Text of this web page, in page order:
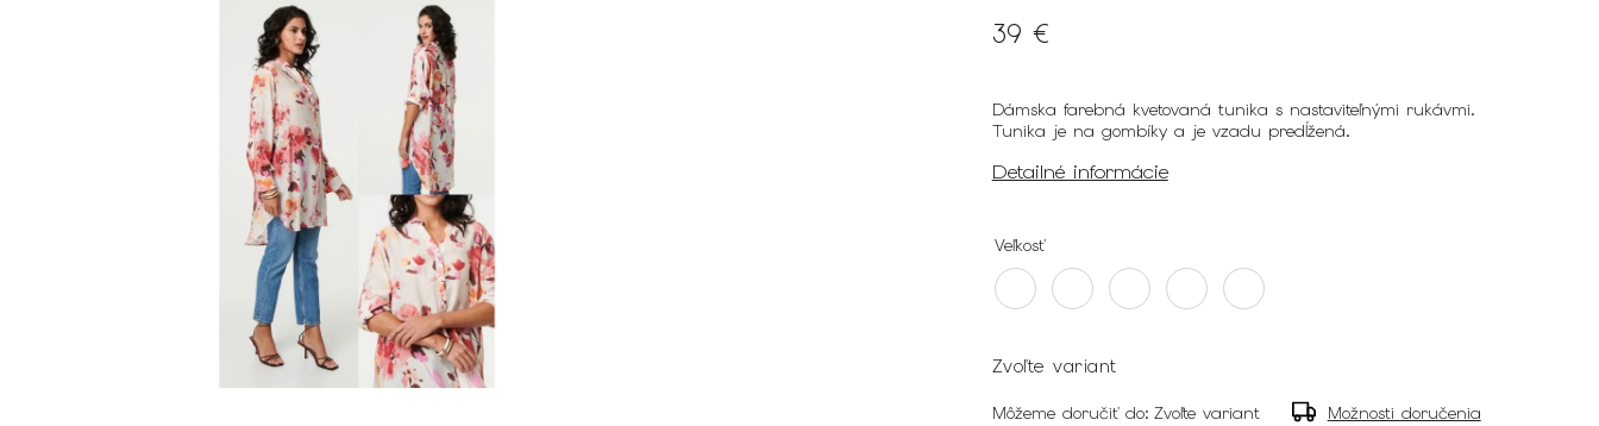
39 €
Dámska farebná kvetovaná tunika s nastaviteľnými rukávmi.
Tunika je na gombíky a je vzadu predĺžená.
Detailné informácie
Veľkosť
Zvoľte variant
Môžeme doručiť do: Zvoľte variant Možnosti doručenia